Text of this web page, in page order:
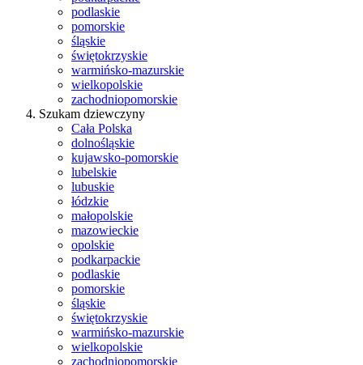
podlaskie
pomorskie
śląskie
świętokrzyskie
warmińsko-mazurskie
wielkopolskie
zachodniopomorskie
Szukam dziewczyny
Cała Polska
dolnośląskie
kujawsko-pomorskie
lubelskie
lubuskie
łódzkie
małopolskie
mazowieckie
opolskie
podkarpackie
podlaskie
pomorskie
śląskie
świętokrzyskie
warmińsko-mazurskie
wielkopolskie
zachodniopomorskie